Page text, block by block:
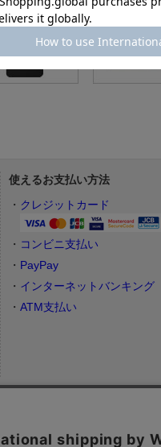
使えるお支払い方法
クレジットカード
コンビニ支払い
PayPay
インターネットバンキング
ATM支払い